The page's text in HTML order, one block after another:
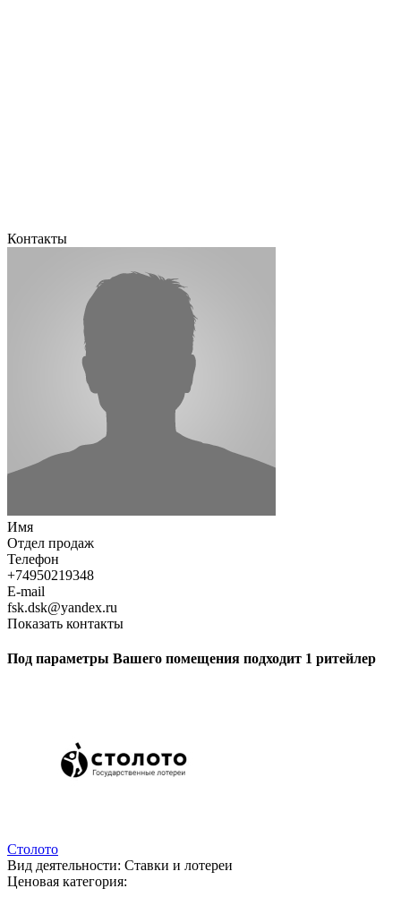
Контакты
Имя
Отдел продаж
Телефон
+74950219348
E-mail
fsk.dsk@yandex.ru
Показать контакты
Под параметры Вашего помещения подходит 1 ритейлер
Столото
Вид деятельности: Ставки и лотереи
Ценовая категория: